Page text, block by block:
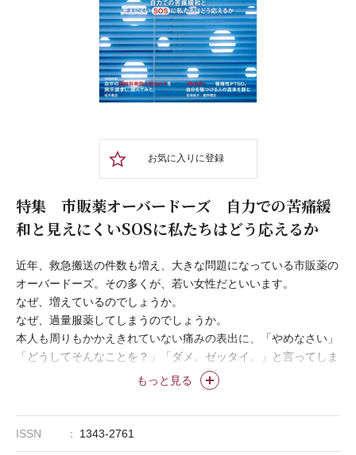
お気に入りに登録
特集 市販薬オーバードーズ 自力での苦痛緩
和と見えにくいSOSに私たちはどう応えるか
もっと見る
近年、救急搬送の件数も増え、大きな問題になっている市販薬の
オーバードーズ。その多くが、若い女性だといいます。
なぜ、増えているのでしょうか。
なぜ、過量服薬してしまうのでしょうか。
本人も周りもかかえきれていない痛みの表出に、「やめなさい」
「どうしてそんなことを？」「ダメ。ゼッタイ。」と言ってしま
うこと──これは、せっかく出されたSOSを踏みつぶし、その人
をさらなる孤立へ追いやることになります。
か。
ISSN 1343-2761